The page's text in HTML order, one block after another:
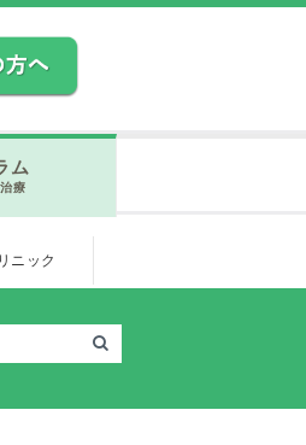
ム
療
ニック